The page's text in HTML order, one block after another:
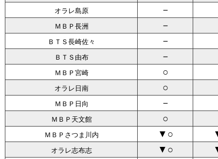
オラレ島原 －
ＭＢＰ長洲 －
ＢＴＳ長崎佐々 －
ＢＴＳ由布 －
ＭＢＰ宮崎 ○
オラレ日南 ○
ＭＢＰ日向 －
ＭＢＰ天文館 ○
ＭＢＰさつま川内 ▼○
オラレ志布志 ▼○